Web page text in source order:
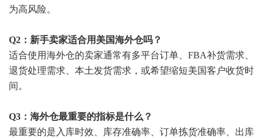
为高风险。
Q2：新手卖家适合用美国海外仓吗？
适合使用海外仓的卖家通常有多平台订单、FBA补货需求、
退货处理需求、本土发货需求，或希望缩短美国客户收货时
间。
Q3：海外仓最重要的指标是什么？
最重要的是入库时效、库存准确率、订单拣货准确率、出库